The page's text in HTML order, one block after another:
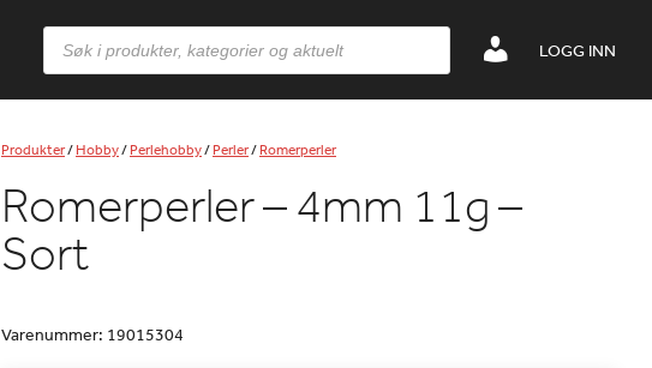
LOGG INN
Products
search
Produkter/Hobby/Perlehobby/Perler/Romerperler
Romerperler – 4mm 11g –
Sort
Varenummer: 19015304